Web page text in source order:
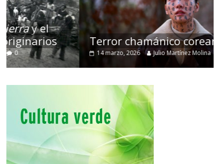
Terror chamánico coreano
14 marzo, 2026 Julio Martínez Molina 0